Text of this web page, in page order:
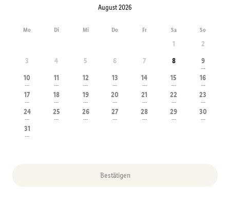
August 2026
Mo Di Mi Do Fr Sa So
1
2
3
4 5 6 7 8 9
---
10
---
11
---
12
---
13
---
14
---
15
---
16
---
17
---
18
---
19
---
20
---
21
---
22
---
23
---
24
---
25
---
26
---
27
---
28
---
29
---
30
---
31
---
Bestätigen